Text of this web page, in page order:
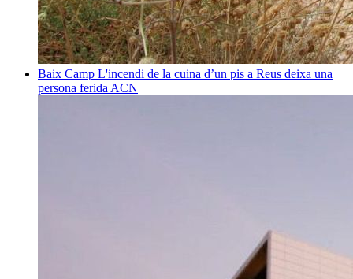
Baix Camp L'incendi de la cuina d’un pis a Reus deixa una
persona ferida ACN